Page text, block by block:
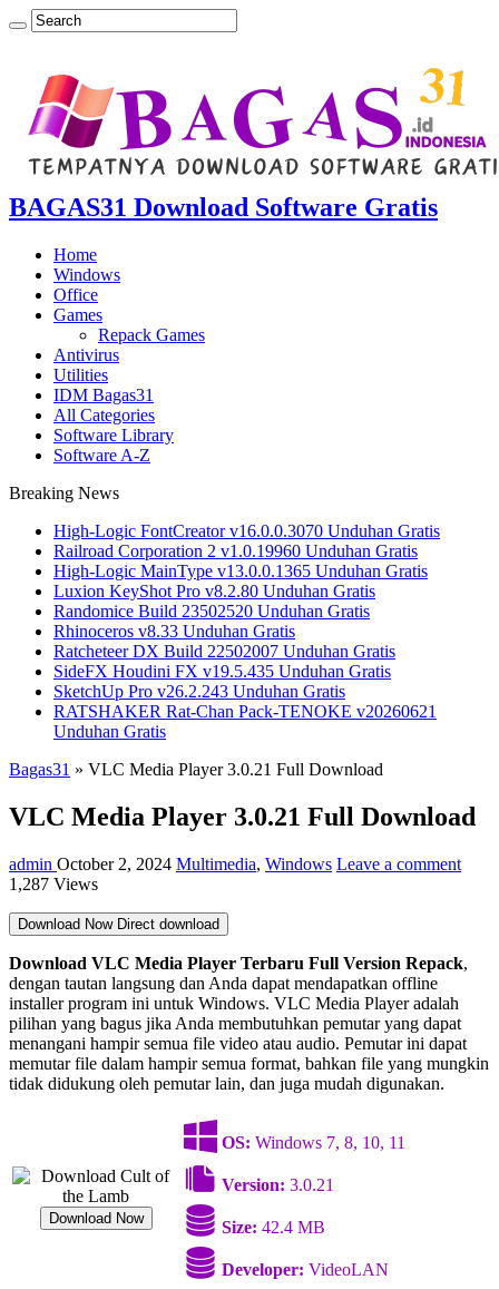
BAGAS31 Download Software Gratis
Home
Windows
Office
Games
Repack Games
Antivirus
Utilities
IDM Bagas31
All Categories
Software Library
Software A-Z
Breaking News
High-Logic FontCreator v16.0.0.3070 Unduhan Gratis
Railroad Corporation 2 v1.0.19960 Unduhan Gratis
High-Logic MainType v13.0.0.1365 Unduhan Gratis
Luxion KeyShot Pro v8.2.80 Unduhan Gratis
Randomice Build 23502520 Unduhan Gratis
Rhinoceros v8.33 Unduhan Gratis
Ratcheteer DX Build 22502007 Unduhan Gratis
SideFX Houdini FX v19.5.435 Unduhan Gratis
SketchUp Pro v26.2.243 Unduhan Gratis
RATSHAKER Rat-Chan Pack-TENOKE v20260621
Unduhan Gratis
Bagas31 » VLC Media Player 3.0.21 Full Download
VLC Media Player 3.0.21 Full Download
admin October 2, 2024 Multimedia, Windows Leave a comment
1,287 Views
Download Now Direct download
Download VLC Media Player Terbaru Full Version Repack,
dengan tautan langsung dan Anda dapat mendapatkan offline
installer program ini untuk Windows. VLC Media Player adalah
pilihan yang bagus jika Anda membutuhkan pemutar yang dapat
menangani hampir semua file video atau audio. Pemutar ini dapat
memutar file dalam hampir semua format, bahkan file yang mungkin
tidak didukung oleh pemutar lain, dan juga mudah digunakan.
Download Now
OS: Windows 7, 8, 10, 11
Version: 3.0.21
Size: 42.4 MB
Developer: VideoLAN